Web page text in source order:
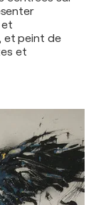
et
et peint de
et